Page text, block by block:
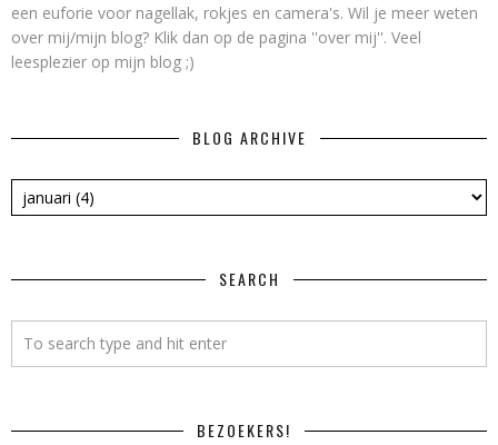
een euforie voor nagellak, rokjes en camera's. Wil je meer weten
over mij/mijn blog? Klik dan op de pagina ''over mij''. Veel
leesplezier op mijn blog ;)
BLOG ARCHIVE
SEARCH
BEZOEKERS!